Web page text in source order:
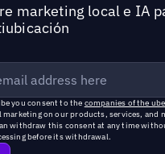
marketing local e IA
you consent to the companies of the
marketing on our products, services, and
withdraw this consent at any time
before its withdrawal.